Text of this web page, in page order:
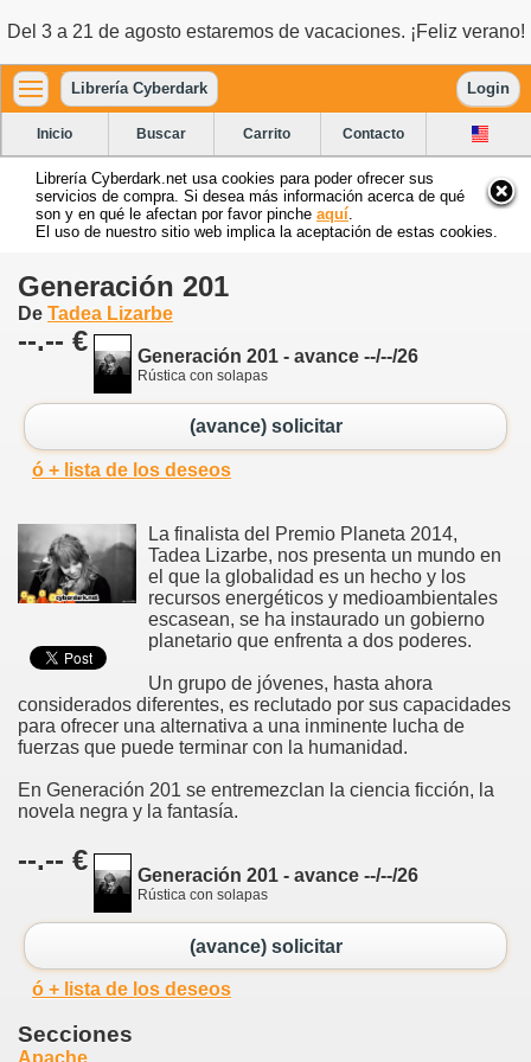
Del 3 a 21 de agosto estaremos de vacaciones. ¡Feliz verano!
Librería Cyberdark Login
Inicio Buscar Carrito Contacto
Librería Cyberdark.net usa cookies para poder ofrecer sus
servicios de compra. Si desea más información acerca de qué
son y en qué le afectan por favor pinche aquí
El uso de nuestro sitio web implica la aceptación de estas cookies.
Generación 201
De Tadea Lizarbe
--.-- € Generación 201 - avance --/--/26
Rústica con solapas
(avance) solicitar
ó + lista de los deseos
La finalista del Premio Planeta 2014,
Tadea Lizarbe, nos presenta un mundo en
el que la globalidad es un hecho y los
recursos energéticos y medioambientales
escasean, se ha instaurado un gobierno
planetario que enfrenta a dos poderes.
Un grupo de jóvenes, hasta ahora
considerados diferentes, es reclutado por sus capacidades
para ofrecer una alternativa a una inminente lucha de
fuerzas que puede terminar con la humanidad.
En Generación 201 se entremezclan la ciencia ficción, la
novela negra y la fantasía.
--.-- € Generación 201 - avance --/--/26
Rústica con solapas
(avance) solicitar
ó + lista de los deseos
Secciones